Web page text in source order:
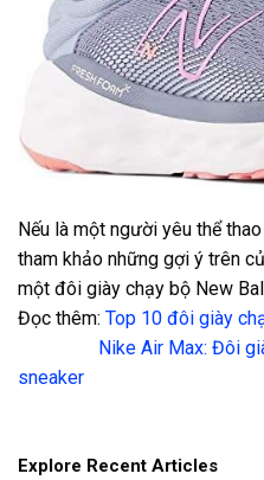
Nếu là một người yêu thể
tham khảo những gợi ý trên
một đôi giày chạy bộ New
Đọc thêm: Top 10 đôi giày
Nike Air Max: Đôi
sneaker
Explore Recent Articles